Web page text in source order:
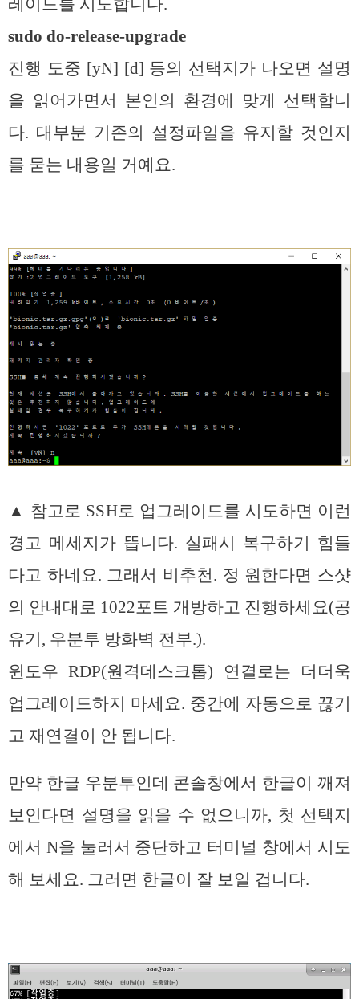
레이드를 시도합니다.
sudo do-release-upgrade
진행 도중 [yN] [d] 등의 선택지가 나오면 설명
을 읽어가면서 본인의 환경에 맞게 선택합니
다. 대부분 기존의 설정파일을 유지할 것인지
를 묻는 내용일 거예요.
▲ 참고로 SSH로 업그레이드를 시도하면 이런
경고 메세지가 뜹니다. 실패시 복구하기 힘들
다고 하네요. 그래서 비추천. 정 원한다면 스샷
의 안내대로 1022포트 개방하고 진행하세요(공
유기, 우분투 방화벽 전부.).
윈도우 RDP(원격데스크톱) 연결로는 더더욱
업그레이드하지 마세요. 중간에 자동으로 끊기
고 재연결이 안 됩니다.
만약 한글 우분투인데 콘솔창에서 한글이 깨져
보인다면 설명을 읽을 수 없으니까, 첫 선택지
에서 N을 눌러서 중단하고 터미널 창에서 시도
해 보세요. 그러면 한글이 잘 보일 겁니다.